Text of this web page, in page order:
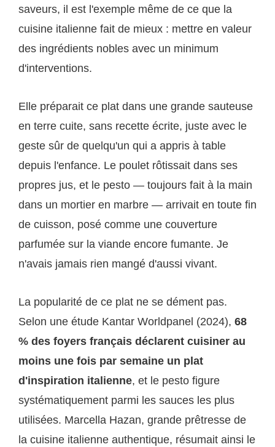
saveurs, il est l'exemple même de ce que la
cuisine italienne fait de mieux : mettre en valeur
des ingrédients nobles avec un minimum
d'interventions.
Elle préparait ce plat dans une grande sauteuse
en terre cuite, sans recette écrite, juste avec le
geste sûr de quelqu'un qui a appris à table
depuis l'enfance. Le poulet rôtissait dans ses
propres jus, et le pesto — toujours fait à la main
dans un mortier en marbre — arrivait en toute fin
de cuisson, posé comme une couverture
parfumée sur la viande encore fumante. Je
n'avais jamais rien mangé d'aussi vivant.
La popularité de ce plat ne se dément pas.
Selon une étude Kantar Worldpanel (2024), 68
% des foyers français déclarent cuisiner au
moins une fois par semaine un plat
d'inspiration italienne, et le pesto figure
systématiquement parmi les sauces les plus
utilisées. Marcella Hazan, grande prêtresse de
la cuisine italienne authentique, résumait ainsi le